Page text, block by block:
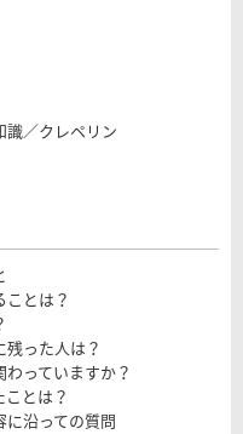
識／クレペリン
とは？
った人は？
っていますか？
とは？
に沿っての質問